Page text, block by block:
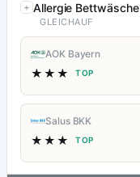
Allergie Bettwäsche
GLEICHAUF
AOK Bayern
★★★ TOP
Salus BKK
★★★ TOP